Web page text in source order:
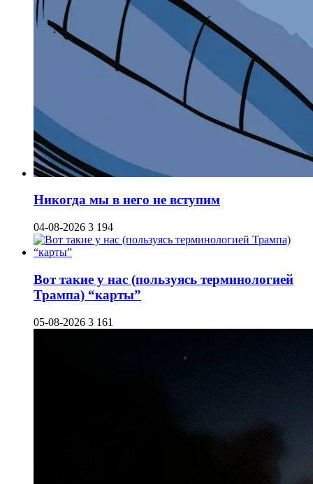
Никогда мы в него не вступим
04-08-2026 3 194
Вот такие у нас (пользуясь терминологией
Трампа) “карты”
05-08-2026 3 161